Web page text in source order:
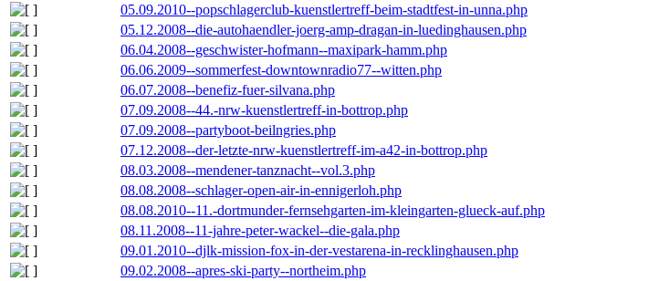
05.09.2010--popschlagerclub-kuenstlertreff-beim-stadtfest-in-unna.php
05.12.2008--die-autohaendler-joerg-amp-dragan-in-luedinghausen.php
06.04.2008--geschwister-hofmann--maxipark-hamm.php
06.06.2009--sommerfest-downtownradio77--witten.php
06.07.2008--benefiz-fuer-silvana.php
07.09.2008--44.-nrw-kuenstlertreff-in-bottrop.php
07.09.2008--partyboot-beilngries.php
07.12.2008--der-letzte-nrw-kuenstlertreff-im-a42-in-bottrop.php
08.03.2008--mendener-tanznacht--vol.3.php
08.08.2008--schlager-open-air-in-ennigerloh.php
08.08.2010--11.-dortmunder-fernsehgarten-im-kleingarten-glueck-auf.php
08.11.2008--11-jahre-peter-wackel--die-gala.php
09.01.2010--djlk-mission-fox-in-der-vestarena-in-recklinghausen.php
09.02.2008--apres-ski-party--northeim.php